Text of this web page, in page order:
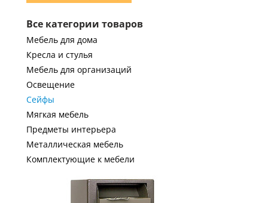
Все категории товаров
Мебель для дома
Кресла и стулья
Мебель для организаций
Освещение
Сейфы
Мягкая мебель
Предметы интерьера
Металлическая мебель
Комплектующие к мебели